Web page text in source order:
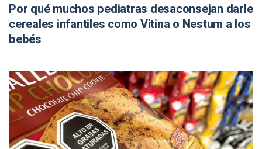
Por qué muchos pediatras desaconsejan darle
cereales infantiles como Vitina o Nestum a los
bebés